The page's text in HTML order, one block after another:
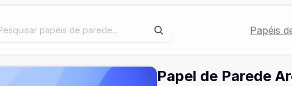
Papéis
Papel de Parede